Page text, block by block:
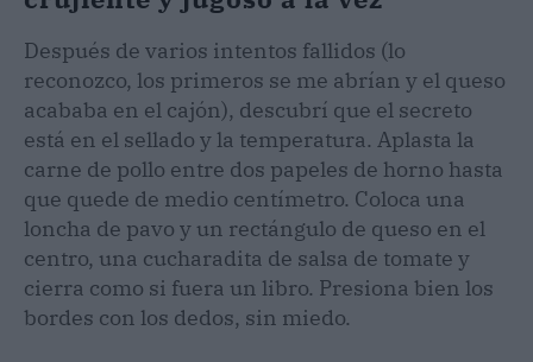
Después de varios intentos fallidos (lo
reconozco, los primeros se me abrían y el queso
acababa en el cajón), descubrí que el secreto
está en el sellado y la temperatura. Aplasta la
carne de pollo entre dos papeles de horno hasta
que quede de medio centímetro. Coloca una
loncha de pavo y un rectángulo de queso en el
centro, una cucharadita de salsa de tomate y
cierra como si fuera un libro. Presiona bien los
bordes con los dedos, sin miedo.